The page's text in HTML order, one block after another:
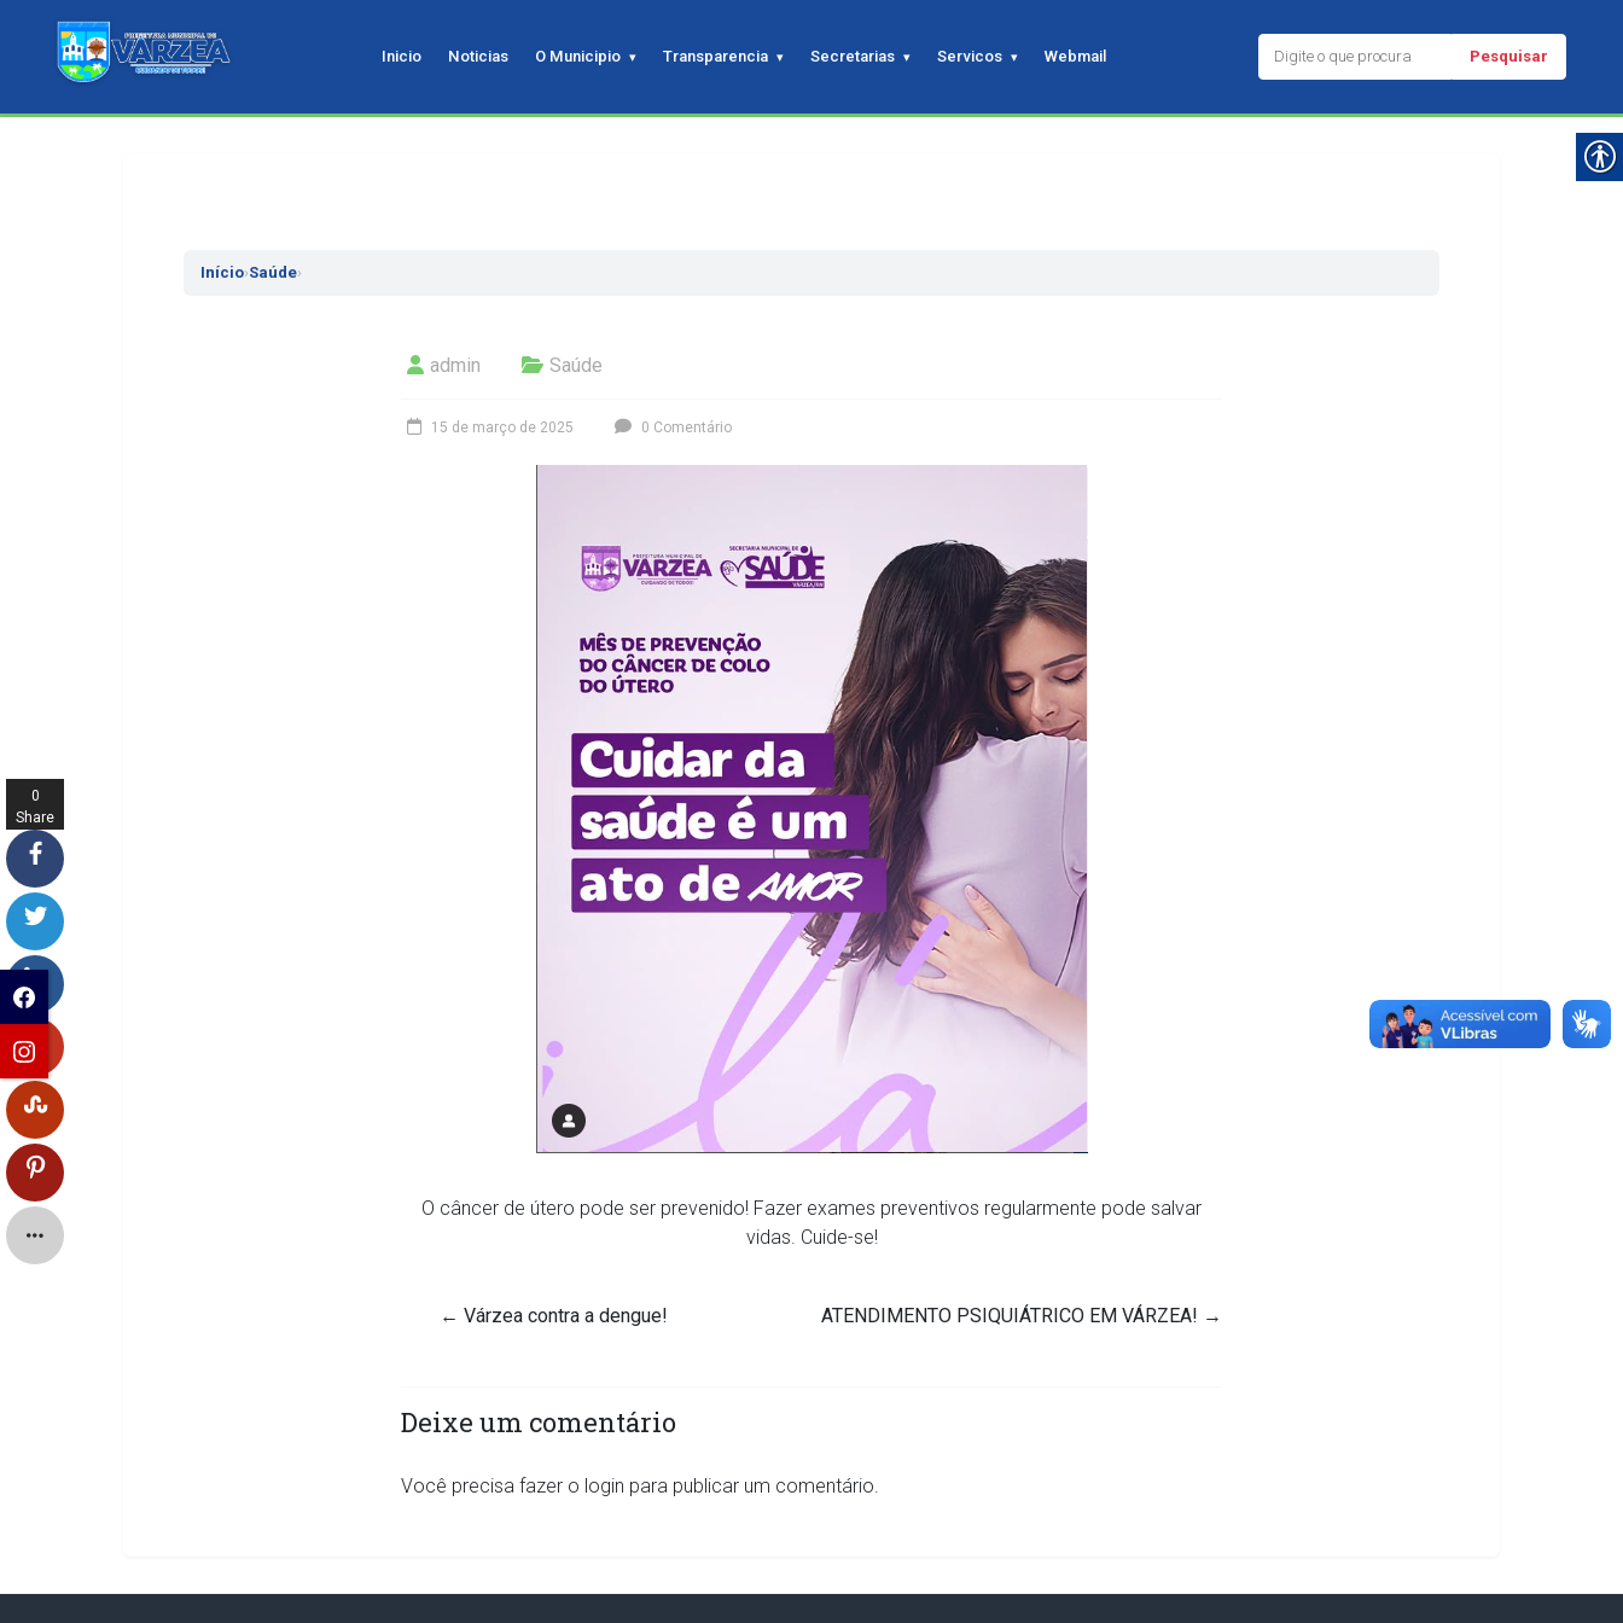
Inicio Noticias O Municipio Transparencia Secretarias Servicos Webmail Pesquisar
Início›Saúde›
admin Saúde
15 de março de 2025 0 Comentário
O câncer de útero pode ser prevenido! Fazer exames preventivos regularmente pode salvar
vidas. Cuide-se!
← Várzea contra a dengue! ATENDIMENTO PSIQUIÁTRICO EM VÁRZEA! →
Deixe um comentário
Você precisa fazer o login para publicar um comentário.
0
Share
s